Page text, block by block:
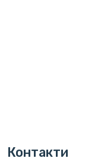
Контакти